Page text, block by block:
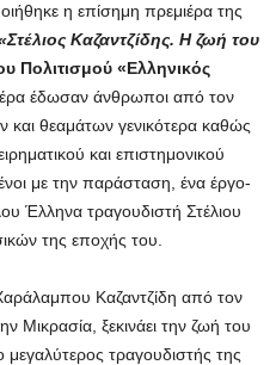
η επίσημη πρεμιέρα της
Καζαντζίδης. Η ζωή του
Πολιτισμού «Ελληνικός
έδωσαν άνθρωποι από τον
θεαμάτων γενικότερα καθώς
και επιστημονικού
με την παράσταση, ένα έργο-
Έλληνα τραγουδιστή Στέλιου
της εποχής του.
Καζαντζίδη από τον
Μικρασία, ξεκινάει την ζωή του
μεγαλύτερος τραγουδιστής της